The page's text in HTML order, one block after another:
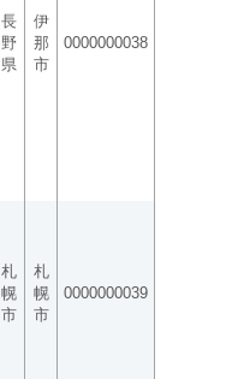
長
野
県
伊
那
市
0000000038
札
幌
市
札
幌
市
0000000039